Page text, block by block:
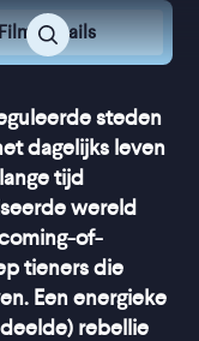
Details
steden
dagelijks leven
tijd
wereld
of-
tieners die
Een energieke
rebellie